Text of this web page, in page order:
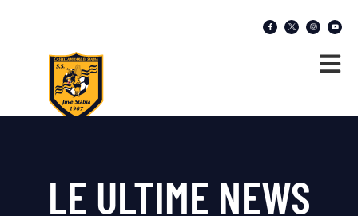
LE ULTIME NEWS